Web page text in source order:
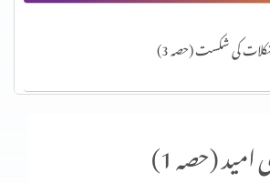
کی شکست (حصہ 3)
طرح آپ کے جسم کو متاثر کرتا ہے (پارٹ 2)
امید (حصہ 1)